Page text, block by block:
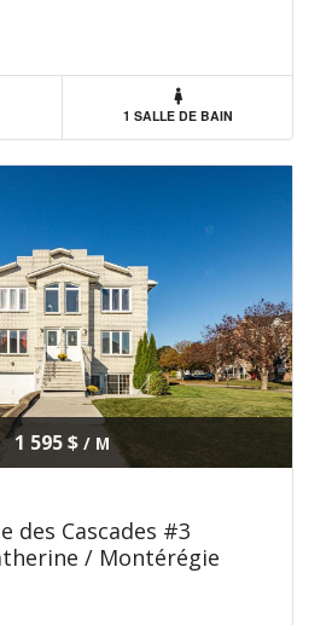
1 SALLE DE BAIN
1 595 $/ M
des Cascades #3
/ Montérégie